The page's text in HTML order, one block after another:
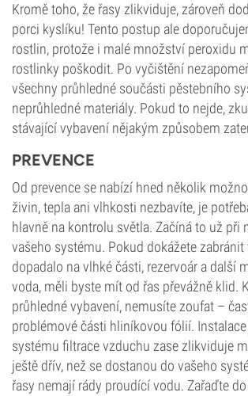
Kromě toho, že řasy zlikviduje, zároveň
porci kyslíku! Tento postup ale
rostlin, protože i malé množství peroxidu
rostlinky poškodit. Po vyčištění
všechny průhledné součásti pěstebního
neprůhledné materiály. Pokud to nejde,
stávající vybavení nějakým způsobem
PREVENCE
Od prevence se nabízí hned několik
živin, tepla ani vlhkosti nezbavíte, je
hlavně na kontrolu světla. Začíná to už při
vašeho systému. Pokud dokážete
dopadalo na vlhké části, rezervoár a další
voda, měli byste mít od řas převážně klid.
průhledné vybavení, nemusíte zoufat –
problémové části hliníkovou fólií. Instalace
systému filtrace vzduchu zase zlikviduje
ještě dřív, než se dostanou do vašeho
řasy nemají rády proudící vodu. Zařaďte